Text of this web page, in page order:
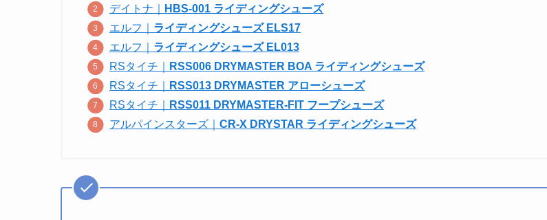
デイトナ｜
HBS-001 ライディングシューズ
エルフ｜ ライディングシューズ ELS17
エルフ｜ ライディングシューズ EL013
RSタイチ｜
RSS006 DRYMASTER BOA ライディングシューズ
RSタイチ｜
RSS013 DRYMASTER アローシューズ
RSタイチ｜
RSS011 DRYMASTER-FIT フープシューズ
アルパインスターズ｜ CR-X DRYSTAR ライディングシューズ